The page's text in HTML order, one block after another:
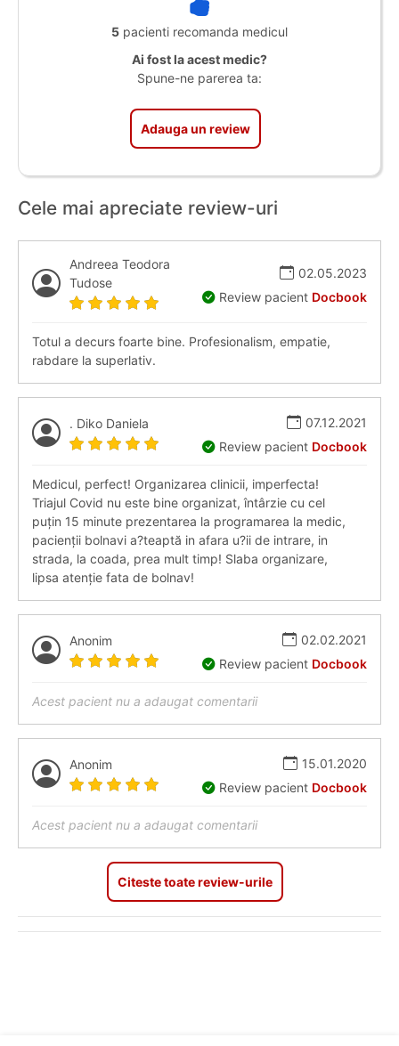
5 pacienti recomanda medicul
Ai fost la acest medic?
Spune-ne parerea ta:
Adauga un review
Cele mai apreciate review-uri
Andreea Teodora
Tudose
02.05.2023
Review pacient Docbook
Totul a decurs foarte bine. Profesionalism, empatie,
rabdare la superlativ.
. Diko Daniela
07.12.2021
Review pacient Docbook
Medicul, perfect! Organizarea clinicii, imperfecta!
Triajul Covid nu este bine organizat, întârzie cu cel
puțin 15 minute prezentarea la programarea la medic,
pacienții bolnavi a?teaptă in afara u?ii de intrare, in
strada, la coada, prea mult timp! Slaba organizare,
lipsa atenție fata de bolnav!
Anonim
02.02.2021
Review pacient Docbook
Acest pacient nu a adaugat comentarii
Anonim
15.01.2020
Review pacient Docbook
Acest pacient nu a adaugat comentarii
Citeste toate review-urile